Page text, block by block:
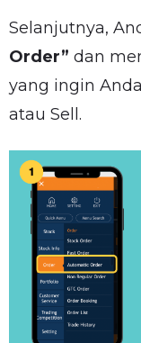
Selanjutnya,
Order” dan
yang ingin
atau Sell.